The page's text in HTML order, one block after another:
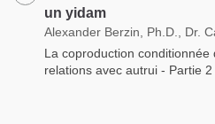
un yidam
Alexander Berzin, Ph.D., Dr.
La coproduction
relations avec autrui - Partie 2